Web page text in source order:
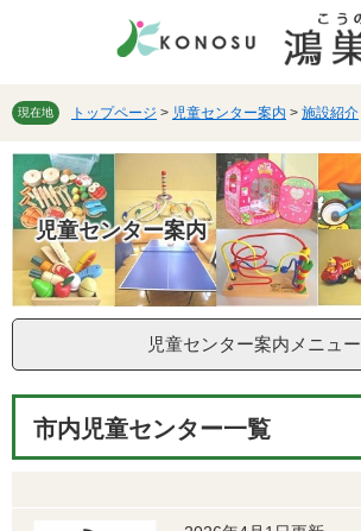
先
で
す。
を
ば
て
本
現在地 トップページ > 児童センター案内 > 施設紹介
児童センター案内
児童センター案内メニュー
市内児童センター一覧